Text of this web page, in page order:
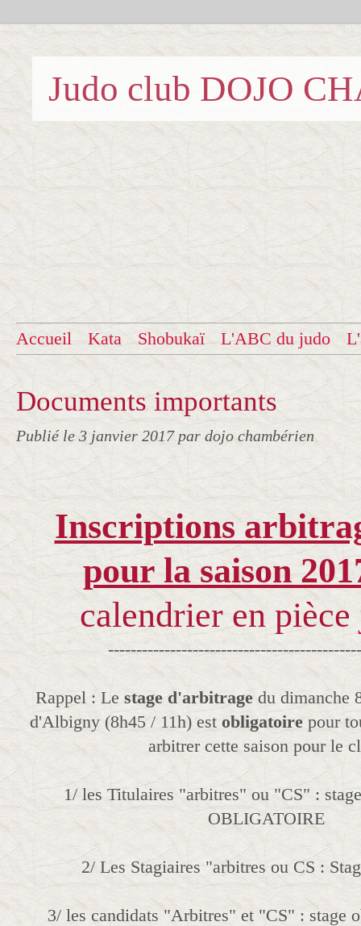
Judo club DOJO
Accueil Kata Shobukaï L'ABC du judo
Documents importants
Publié le 3 janvier 2017 par dojo chambérien
Inscriptions
pour la saison
calendrier en
Rappel : Le stage d'arbitrage du dimanche
d'Albigny (8h45 / 11h) est obligatoire pour
arbitrer cette saison pour le
1/ les Titulaires "arbitres" ou "CS" :
OBLIGATOIRE
2/ Les Stagiaires "arbitres ou CS :
3/ les candidats "Arbitres" et "CS" : stage